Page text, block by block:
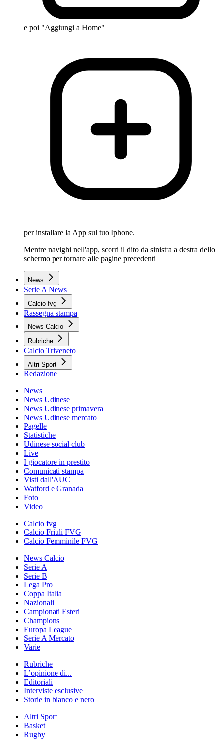
e poi "Aggiungi a Home"
per installare la App sul tuo Iphone.
Mentre navighi nell'app, scorri il dito da sinistra a destra dello
schermo per tornare alle pagine precedenti
News
Serie A News
Calcio fvg
Rassegna stampa
News Calcio
Rubriche
Calcio Triveneto
Altri Sport
Redazione
News
News Udinese
News Udinese primavera
News Udinese mercato
Pagelle
Statistiche
Udinese social club
Live
I giocatore in prestito
Comunicati stampa
Visti dall'AUC
Watford e Granada
Foto
Video
Calcio fvg
Calcio Friuli FVG
Calcio Femminile FVG
News Calcio
Serie A
Serie B
Lega Pro
Coppa Italia
Nazionali
Campionati Esteri
Champions
Europa League
Serie A Mercato
Varie
Rubriche
L’opinione di...
Editoriali
Interviste esclusive
Storie in bianco e nero
Altri Sport
Basket
Rugby